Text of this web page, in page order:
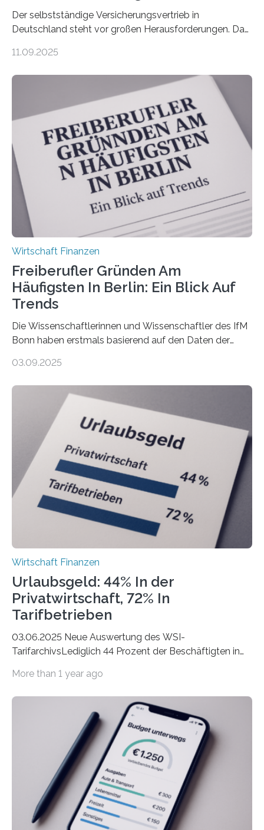
Der selbstständige Versicherungsvertrieb in
Deutschland steht vor großen Herausforderungen. Das
Dr. Matthias Beenken und Prof. Dr. Lukas Linnenbrink
Bundesverbands Deutscher Versicherungskaufleute e.V.
durchgeführt haben. Die Studie basiert auf den
Antworten von 1.440 selbstständigen
Versicherungsvertreter*innen und -makler*innen. Ein
Ergebnis: Deutlich mehr als die Hälfte der Befragten ist
über 50 Jahre alt und wird in den nächsten Jahren eine
Nachfolgeregelung benötigen. Aber nur ein Drittel hat
bereits Regelungen…
11.09.2025
Wirtschaft Finanzen
Freiberufler Gründen Am
Häufigsten In Berlin: Ein Blick Auf
Trends
Die Wissenschaftlerinnen und Wissenschaftler des IfM
Bonn haben erstmals basierend auf den Daten der
Landkreise mit den meisten Gründungen von
ist demnach Berlin. Betrachtet man nur die Gründungen
der Freiberuflerinnen, so liegt Leipzig an der Spitze. In
Berlin starteten in 2024 die meisten Personen in eine
eigene freiberufliche Existenz, dahinter folgten die
Städte Hamburg, München und Köln. Betrachtet man
hingegen die Existenzgründungsintensität – die Anzahl
der freiberuflichen Gründungen je…
03.09.2025
Wirtschaft Finanzen
Urlaubsgeld: 44% In der
Privatwirtschaft, 72% In
Tarifbetrieben
03.06.2025 Neue Auswertung des WSI-
TarifarchivsLediglich 44 Prozent der Beschäftigten in
tarifgebundenen Betrieben ist der Anteil mit 72 Prozent
Unterkünfte fast überall deutlich teurer geworden. Für
viele Beschäftigte ist deshalb das zumeist im Juni oder
Juli ausgezahlte Urlaubsgeld ein wichtiger Faktor, um
sich den wohlverdienten Jahresurlaub leisten zu
können. Allerdings erhält mit 44 Prozent noch nicht
einmal die Hälfte aller Beschäftigten in der
Privatwirtschaft Urlaubsgeld. Zu diesem…
More than 1 year ago